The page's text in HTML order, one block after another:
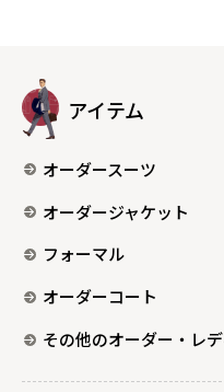
アイテム
オーダースーツ
オーダージャケット
フォーマル
オーダーコート
その他のオーダー・レ